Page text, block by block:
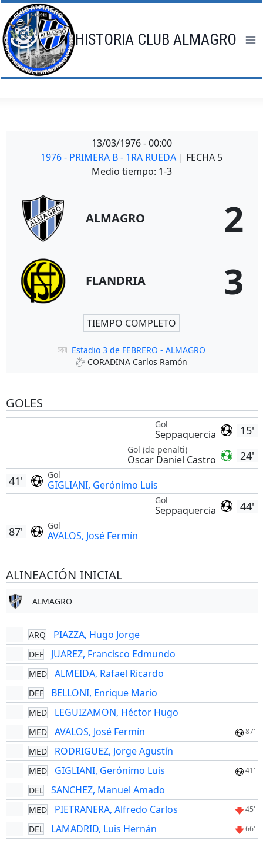
Saltar
al
contenido
HISTORIA CLUB ALMAGRO
13/03/1976 - 00:00
1976 - PRIMERA B - 1RA RUEDA | FECHA 5
Medio tiempo: 1-3
ALMAGRO 2
FLANDRIA 3
TIEMPO COMPLETO
Estadio 3 de FEBRERO - ALMAGRO
CORADINA Carlos Ramón
GOLES
15'
Gol
Seppaquercia
24'
Gol (de penalti)
Oscar Daniel Castro
Gol
GIGLIANI, Gerónimo Luis
41'
44'
Gol
Seppaquercia
Gol
AVALOS, José Fermín
87'
ALINEACIÓN INICIAL
ALMAGRO
ARQ PIAZZA, Hugo Jorge
DEF JUAREZ, Francisco Edmundo
MED ALMEIDA, Rafael Ricardo
DEF BELLONI, Enrique Mario
MED LEGUIZAMON, Héctor Hugo
MED AVALOS, José Fermín 87'
MED RODRIGUEZ, Jorge Agustín
MED GIGLIANI, Gerónimo Luis 41'
DEL SANCHEZ, Manuel Amado
MED PIETRANERA, Alfredo Carlos 45'
DEL LAMADRID, Luis Hernán 66'